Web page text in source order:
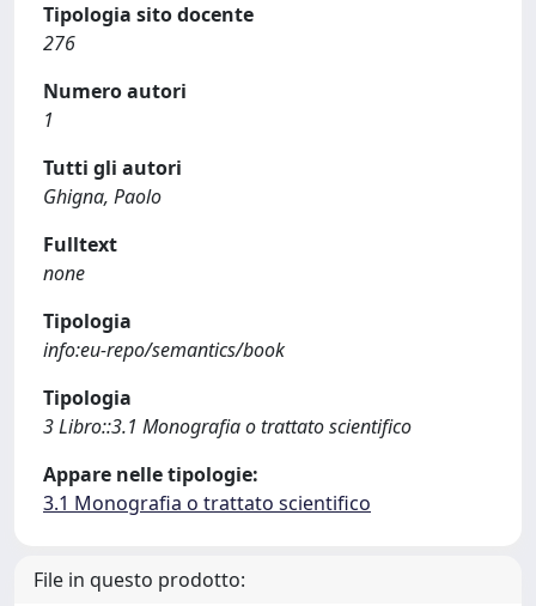
Tipologia sito docente
276
Numero autori
1
Tutti gli autori
Ghigna, Paolo
Fulltext
none
Tipologia
info:eu-repo/semantics/book
Tipologia
3 Libro::3.1 Monografia o trattato scientifico
Appare nelle tipologie:
3.1 Monografia o trattato scientifico
File in questo prodotto: